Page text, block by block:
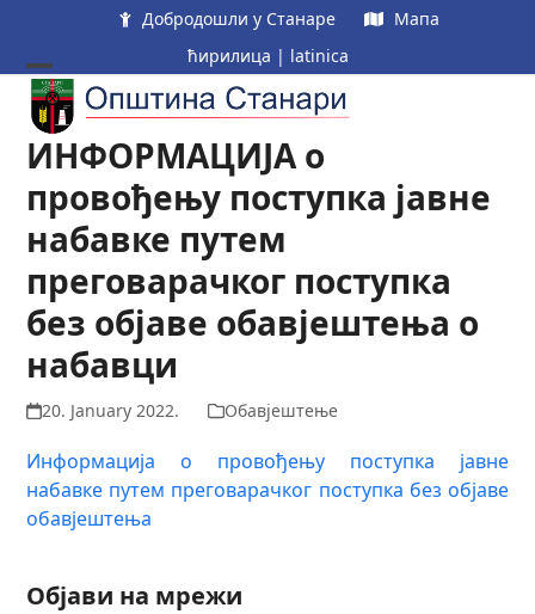
content
Добродошли у Станаре
Мапа
ћирилица | latinica
Open
mobile
menu
Close
mobile
menu
ИНФОРМАЦИЈА о
провођењу поступка јавне
набавке путем
преговарачког поступка
без објаве обавјештења о
набавци
20. January 2022. Обавјештење
Информација о провођењу поступка јавне
набавке путем преговарачког поступка без објаве
обавјештења
Објави на мрежи